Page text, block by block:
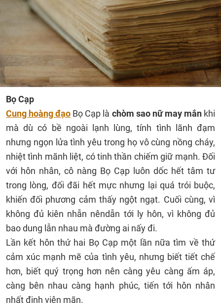
Bọ Cạp
Cung hoàng đạo Bọ Cạp là chòm sao nữ may mắnkhi
mà dù có bề ngoài lạnh lùng, tính tình lãnh đạm
nhưng ngọn lửa tình yêu trong họ vô cùng nồng cháy,
nhiệt tình mãnh liệt, có tinh thần chiếm giữ mạnh. Đối
với hôn nhân, cô nàng Bọ Cạp luôn dốc hết tâm tư
trong lòng, đối đãi hết mực nhưng lại quá trói buộc,
khiến đối phương cảm thấy ngột ngạt. Cuối cùng, vì
không đủ kiên nhẫn nêndẫn tới ly hôn, vì không đủ
bao dung lẫn nhau mà đường ai nấy đi.
Lần kết hôn thứ hai Bọ Cạp một lần nữa tìm về thứ
cảm xúc mạnh mẽ của tình yêu, nhưng biết tiết chế
hơn, biết quý trọng hơn nên càng yêu càng ấm áp,
càng bên nhau càng hạnh phúc, tiến tới hôn nhân
nhất định viên mãn.